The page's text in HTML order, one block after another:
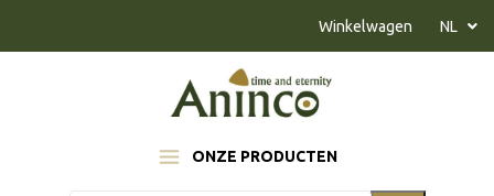
ONZE PRODUCTEN
Winkelwagen NL